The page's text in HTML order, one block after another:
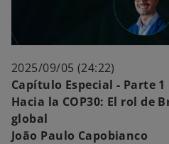
2025/09/05 (24:22)
Capítulo Especial - Parte 1
Hacia la COP30: El rol de
global
João Paulo Capobianco